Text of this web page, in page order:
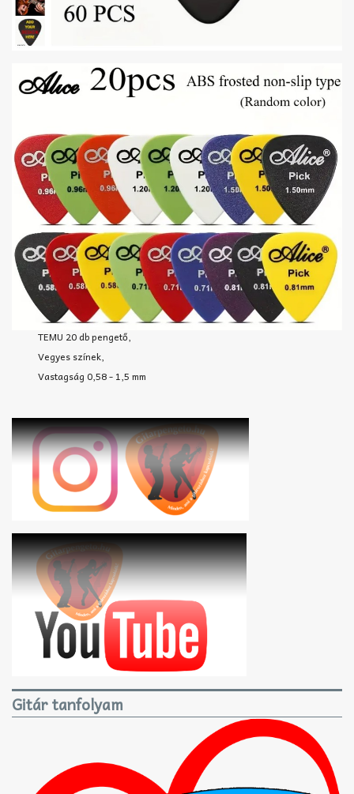
TEMU 20 db pengető,
Vegyes színek,
Vastagság 0,58 - 1,5 mm
Gitár tanfolyam